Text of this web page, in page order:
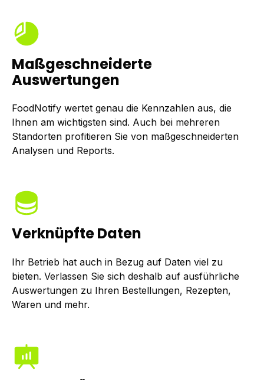
Maßgeschneiderte
Auswertungen
FoodNotify wertet genau die Kennzahlen aus, die
Ihnen am wichtigsten sind. Auch bei mehreren
Standorten profitieren Sie von maßgeschneiderten
Analysen und Reports.
Verknüpfte Daten
Ihr Betrieb hat auch in Bezug auf Daten viel zu
bieten. Verlassen Sie sich deshalb auf ausführliche
Auswertungen zu Ihren Bestellungen, Rezepten,
Waren und mehr.